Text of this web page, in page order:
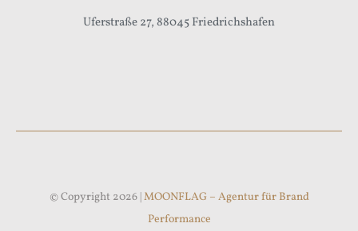
Uferstraße 27, 88045 Friedrichshafen
© Copyright 2026 |MOONFLAG – Agentur für Brand
Performance